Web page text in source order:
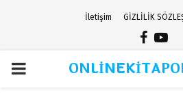
İletişim GİZLİLİK
PRIMARY